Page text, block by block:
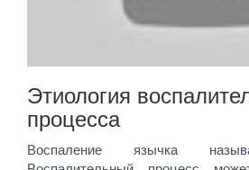
Этиология
процесса
Воспаление язычка